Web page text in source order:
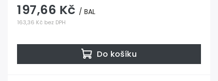
163,36 Kč bez DPH
197,66 Kč / BAL
Do košíku